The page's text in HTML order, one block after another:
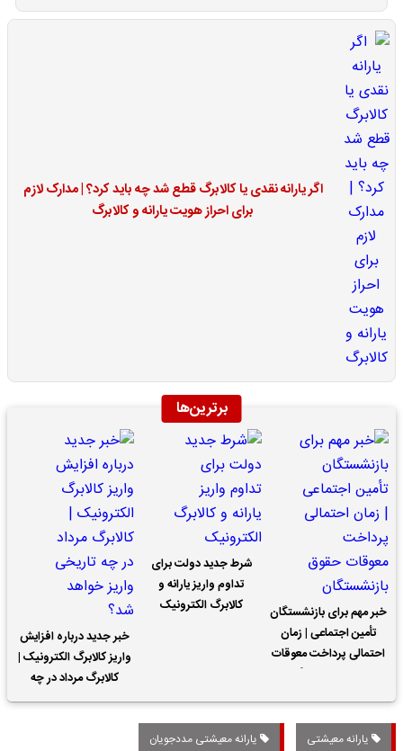
اگر یارانه نقدی یا کالابرگ قطع شد چه باید کرد؟ | مدارک لازم
برای احراز هویت یارانه و کالابرگ
برترین‌ها
خبر مهم برای بازنشستگان
تأمین اجتماعی | زمان
احتمالی پرداخت معوقات
شرط جدید دولت برای
تداوم واریز یارانه و
کالابرگ الکترونیک
خبر جدید درباره افزایش
واریز کالابرگ الکترونیک |
کالابرگ مرداد در چه
تاریخی واریز خواهد شد؟
یارانه معیشتی یارانه معیشتی مددجویان